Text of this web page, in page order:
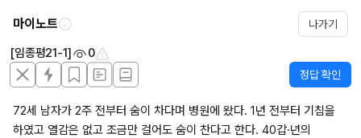
마이노트 나가기
[임종평21-1] 0
정답 확인
72세 남자가 2주 전부터 숨이 차다며 병원에 왔다. 1년 전부터 기침을
하였고 열감은 없고 조금만 걸어도 숨이 찬다고 한다. 40갑·년의